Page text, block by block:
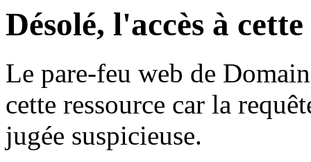
Désolé, l'accès à
Le pare-feu web de
cette ressource car la
jugée suspicieuse.